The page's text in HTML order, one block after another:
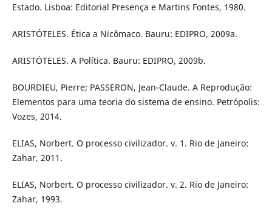
Estado. Lisboa: Editorial Presença e Martins Fontes, 1980.
ARISTÓTELES. Ética a Nicômaco. Bauru: EDIPRO, 2009a.
ARISTÓTELES. A Política. Bauru: EDIPRO, 2009b.
BOURDIEU, Pierre; PASSERON, Jean-Claude. A Reprodução:
Elementos para uma teoria do sistema de ensino. Petrópolis:
Vozes, 2014.
ELIAS, Norbert. O processo civilizador. v. 1. Rio de Janeiro:
Zahar, 2011.
ELIAS, Norbert. O processo civilizador. v. 2. Rio de Janeiro:
Zahar, 1993.